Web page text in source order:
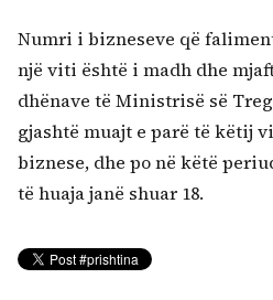
Numri i bizneseve që
një viti është i madh dhe
dhënave të Ministrisë së
gjashtë muajt e parë të këtij
biznese, dhe po në këtë
të huaja janë shuar 18.